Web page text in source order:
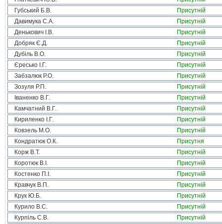
Губський Б.В.
Присутній
Давимука С.А.
Присутній
Денькович І.В.
Присутній
Добряк Є.Д.
Присутній
Дубіль В.О.
Присутній
Єресько І.Г.
Присутній
Забзалюк Р.О.
Присутній
Зозуля Р.П.
Присутній
Іваненко В.Г.
Присутній
Камчатний В.Г.
Присутній
Кириленко І.Г.
Присутній
Ковзель М.О.
Присутній
Кондратюк О.К.
Присутня
Корж В.Т.
Присутній
Коротюк В.І.
Присутній
Костенко П.І.
Присутній
Кравчук В.П.
Присутній
Крук Ю.Б.
Присутній
Курило В.С.
Присутній
Курпіль С.В.
Присутній